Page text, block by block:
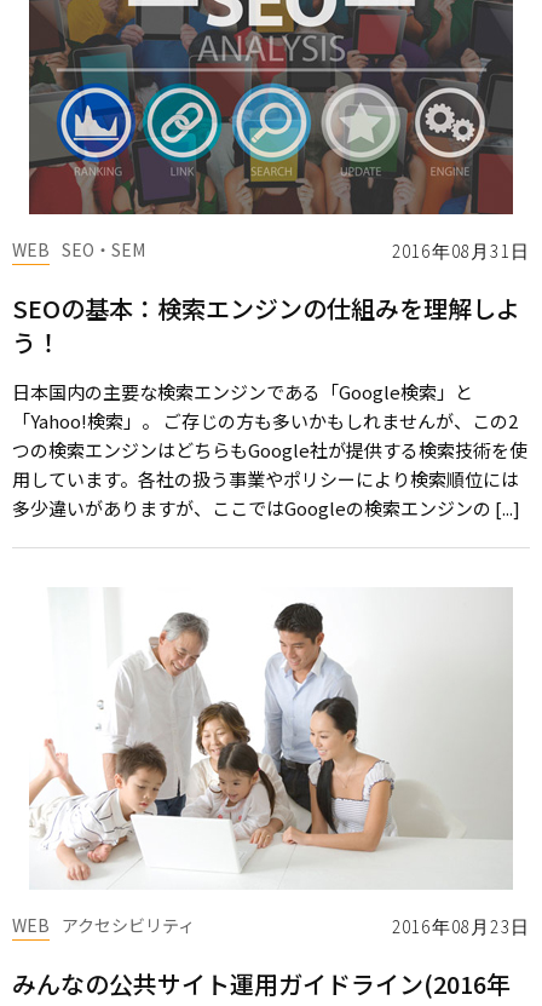
2016年08月31日
WEB SEO・SEM
SEOの基本：検索エンジンの仕組みを理解しよ
う！
日本国内の主要な検索エンジンである「Google検索」と
「Yahoo!検索」。 ご存じの方も多いかもしれませんが、この2
つの検索エンジンはどちらもGoogle社が提供する検索技術を使
用しています。各社の扱う事業やポリシーにより検索順位には
多少違いがありますが、ここではGoogleの検索エンジンの [...]
2016年08月23日
WEB アクセシビリティ
みんなの公共サイト運用ガイドライン(2016年